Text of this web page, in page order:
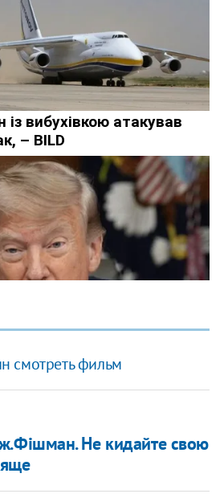
смотреть фильм
Не кидайте свою